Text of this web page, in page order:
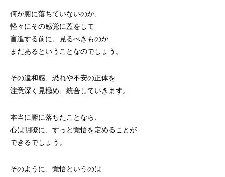
何が腑に落ちていないのか、
軽々にその感覚に蓋をして
盲進する前に、見るべきものが
まだあるということなのでしょう。
その違和感、恐れや不安の正体を
注意深く見極め、統合していきます。
本当に腑に落ちたことなら、
心は明瞭に、すっと覚悟を定めることが
できるでしょう。
そのように、覚悟というのは